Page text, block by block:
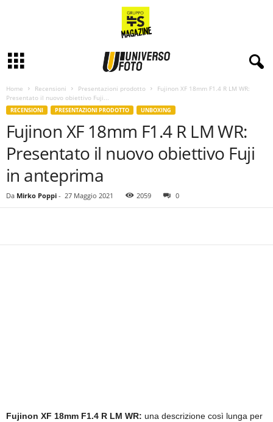
Home Recensioni Presentazioni prodotto
Fujinon XF 18mm F1.4 R LM WR:
Presentato il nuovo obiettivo Fuji...
RECENSIONI PRESENTAZIONI PRODOTTO UNBOXING
Fujinon XF 18mm F1.4 R LM WR:
Presentato il nuovo obiettivo Fuji
in anteprima
Da Mirko Poppi - 27 Maggio 2021 2059 0
Fujinon XF 18mm F1.4 R LM WR: una descrizione così lunga per